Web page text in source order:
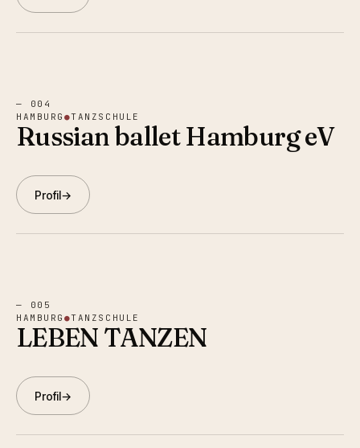
—
004
HAMBURG ●TANZSCHULE
Russian ballet Hamburg eV
Profil→
—
005
HAMBURG ●TANZSCHULE
LEBEN TANZEN
Profil→